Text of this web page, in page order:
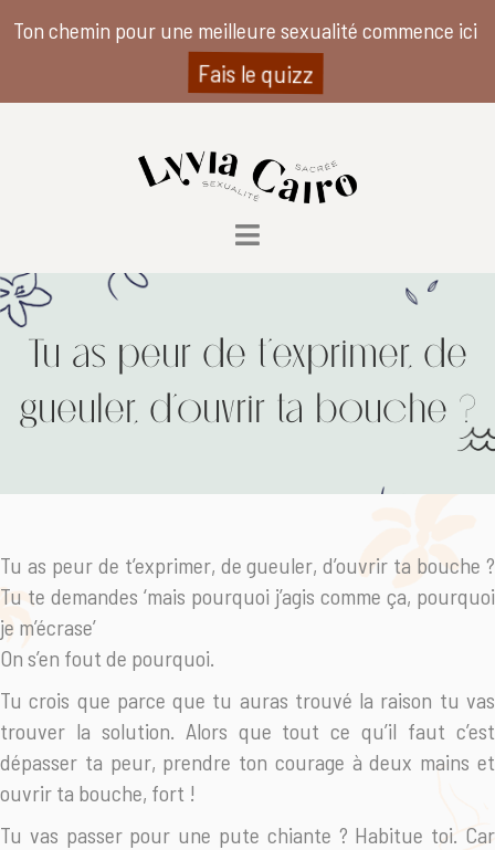
Tu as peur de t’exprimer, de
gueuler, d’ouvrir ta bouche ?
Tu as peur de t’exprimer, de gueuler, d’ouvrir ta bouche ?
Tu te demandes ‘mais pourquoi j’agis comme ça, pourquoi
je m’écrase’
On s’en fout de pourquoi.
Tu crois que parce que tu auras trouvé la raison tu vas
trouver la solution. Alors que tout ce qu’il faut c’est
dépasser ta peur, prendre ton courage à deux mains et
ouvrir ta bouche, fort !
Tu vas passer pour une pute chiante ? Habitue toi. Car
Ton chemin pour une meilleure sexualité commence ici
Fais le quizz